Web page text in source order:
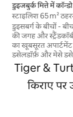
डुइजबुर्क मित्ते में कॉन्डो
स्टाइलिश 65 m²
नेटफ़्लिक्स
डुइसबर्ग के बीचों -
की जगह और
का खूबसूरत
डसेलडॉर्फ़ और मेसे
🚆 मुख्य आकर्षण: U -/ ट्राम स्टॉप
(Platanenhof)
फिर भी शांत 🌳
सुसज्जित किचन 🍽️
बारिश की बौछार
साथ स्मार्ट टीवी 📺
Tiger &
किराए